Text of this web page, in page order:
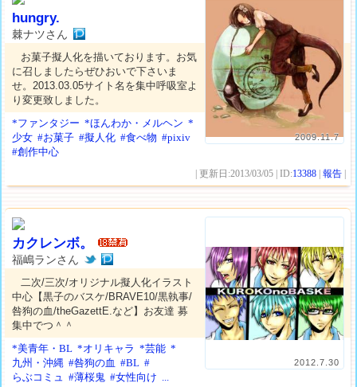
2009.11.7
hungry.
棘ナツさん
お菓子擬人化を描いております。お気
に召しましたらぜひおいで下さいま
せ。2013.03.05サイト名を集中呼吸室よ
り変更致しました。
*ファンタジー *ほんわか・メルヘン *
少女 #お菓子 #擬人化 #食べ物 #pixiv
#創作中心
| 更新日:2013/03/05 | ID:13388 |報告
2012.7.30
カクレンボ。
福嶋ランさん
二次/三次/オリジナル擬人化イラスト
中心【黒子のバスケ/BRAVE10/黒執事/
咎狗の血/theGazettE.など】お友達 募
集中でつ＾＾
*美青年・BL *オリキャラ *芸能 *
九州・沖縄 #咎狗の血 #BL #
らぶコミュ #薄桜鬼 #女性向け ...